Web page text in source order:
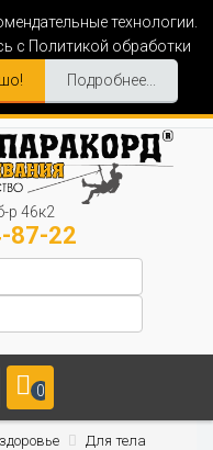
технологии.
с Политикой обработки
Подробнее...
р 46к2
87-22
0
Для тела